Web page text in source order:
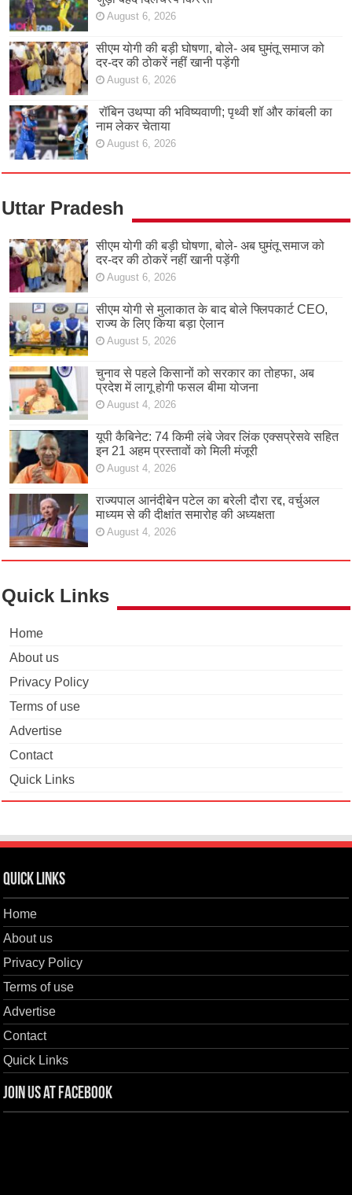
August 6, 2026
सीएम योगी की बड़ी घोषणा, बोले- अब घुमंतू समाज को
दर-दर की ठोकरें नहीं खानी पड़ेंगी
August 6, 2026
रॉबिन उथप्पा की भविष्यवाणी; पृथ्वी शॉ और कांबली का
नाम लेकर चेताया
August 6, 2026
Uttar Pradesh
सीएम योगी की बड़ी घोषणा, बोले- अब घुमंतू समाज को
दर-दर की ठोकरें नहीं खानी पड़ेंगी
August 6, 2026
सीएम योगी से मुलाकात के बाद बोले फ्लिपकार्ट CEO,
राज्य के लिए किया बड़ा ऐलान
August 5, 2026
चुनाव से पहले किसानों को सरकार का तोहफा, अब
प्रदेश में लागू होगी फसल बीमा योजना
August 4, 2026
यूपी कैबिनेट: 74 किमी लंबे जेवर लिंक एक्सप्रेसवे सहित
इन 21 अहम प्रस्तावों को मिली मंजूरी
August 4, 2026
राज्यपाल आनंदीबेन पटेल का बरेली दौरा रद्द, वर्चुअल
माध्यम से की दीक्षांत समारोह की अध्यक्षता
August 4, 2026
Quick Links
Home
About us
Privacy Policy
Terms of use
Advertise
Contact
Quick Links
Quick Links
Home
About us
Privacy Policy
Terms of use
Advertise
Contact
Quick Links
Join us at Facebook